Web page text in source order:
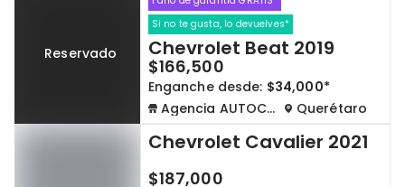
Reservado
Si no te gusta, lo devuelves*
Chevrolet Beat 2019
$166,500
Enganche desde: $34,000*
Agencia AUTOCOM
Querétaro
Chevrolet Cavalier 2021
$187,000